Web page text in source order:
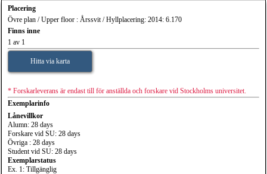
Placering
Övre plan / Upper floor : Årssvit / Hyllplacering: 2014: 6.170
Finns inne
1 av 1
Hitta via karta
* Forskarleverans är endast till för anställda och forskare vid Stockholms universitet.
Exemplarinfo
Lånevillkor
Alumn: 28 days
Forskare vid SU: 28 days
Övriga : 28 days
Student vid SU: 28 days
Exemplarstatus
Ex. 1: Tillgänglig